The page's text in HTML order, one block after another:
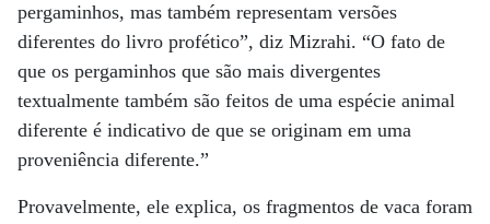
pergaminhos, mas também representam versões
diferentes do livro profético”, diz Mizrahi. “O fato de
que os pergaminhos que são mais divergentes
textualmente também são feitos de uma espécie animal
diferente é indicativo de que se originam em uma
proveniência diferente.”
Provavelmente, ele explica, os fragmentos de vaca foram